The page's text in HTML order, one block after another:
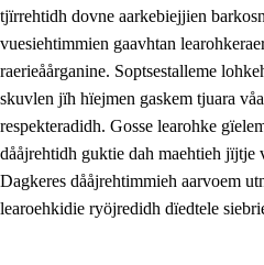
tjïrrehtidh dovne aarkebiejjien
vuesiehtimmien gaavhtan
raerieåårganine. Soptsestalleme
skuvlen jïh hïejmen gaskem tjuara
respekteradidh. Gosse learohke
dååjrehtidh guktie dah maehtieh jïjtje
Dagkeres dååjrehtimmieh aarvoem
learoehkidie ryöjredidh dïedtele